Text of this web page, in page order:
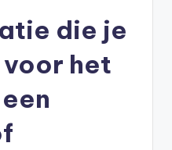
die je
het